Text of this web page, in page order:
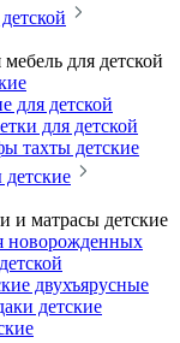
для детской
для детской
для детской
тахты детские
и матрасы детские
новорожденных
двухъярусные
детские